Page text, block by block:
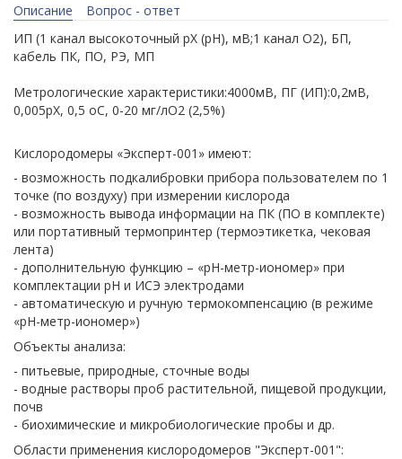
Описание
Вопрос - ответ
ИП (1 канал высокоточный рХ (рН), мВ;1 канал О2), БП,
кабель ПК, ПО, РЭ, МП
Метрологические характеристики:4000мВ, ПГ (ИП):0,2мВ,
0,005рХ, 0,5 оС, 0-20 мг/лО2 (2,5%)
Кислородомеры «Эксперт-001» имеют:
- возможность подкалибровки прибора пользователем по 1
точке (по воздуху) при измерении кислорода
- возможность вывода информации на ПК (ПО в комплекте)
или портативный термопринтер (термоэтикетка, чековая
лента)
- дополнительную функцию – «рН-метр-иономер» при
комплектации рН и ИСЭ электродами
- автоматическую и ручную термокомпенсацию (в режиме
«рН-метр-иономер»)
Объекты анализа:
- питьевые, природные, сточные воды
- водные растворы проб растительной, пищевой продукции,
почв
- биохимические и микробиологические пробы и др.
Области применения кислородомеров "Эксперт-001":